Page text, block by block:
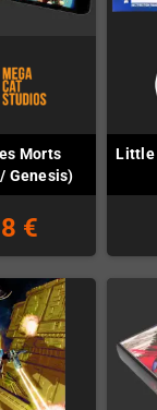
Morts
Genesis)
€
Little